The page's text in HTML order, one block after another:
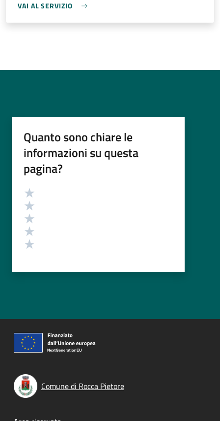
VAI AL SERVIZIO
Quanto sono chiare le
informazioni su questa
pagina?
Valutazione
Comune di Rocca Pietore